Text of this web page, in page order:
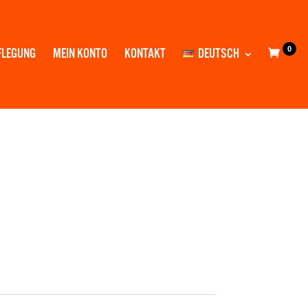
MEIN KONTO KONTAKT DEUTSCH 0